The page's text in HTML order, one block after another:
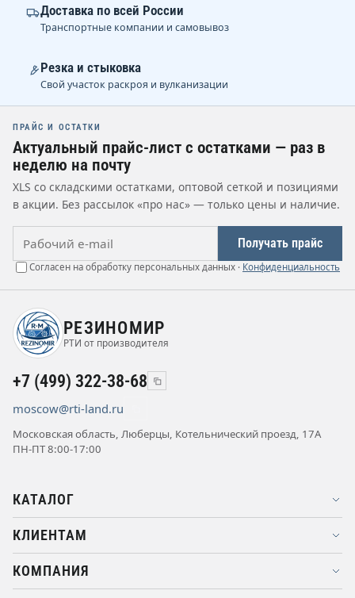
Доставка по всей России
Транспортные компании и самовывоз
Резка и стыковка
Свой участок раскроя и вулканизации
ПРАЙС И ОСТАТКИ
Актуальный прайс-лист с остатками — раз в
неделю на почту
XLS со складскими остатками, оптовой сеткой и позициями
в акции. Без рассылок «про нас» — только цены и наличие.
Получать прайс
Согласен на обработку персональных данных · Конфиденциальность
РЕЗИНОМИР
РТИ от производителя
+7 (499) 322-38-68
moscow@rti-land.ru
Московская область, Люберцы, Котельнический проезд, 17А
ПН-ПТ 8:00-17:00
КАТАЛОГ
КЛИЕНТАМ
КОМПАНИЯ